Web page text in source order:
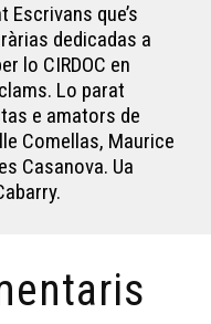
- Eveniments
- Eveniments
Escrivans que’s
dedicadas a
lo CIRDOC en
Lo parat
e amators de
Comellas, Maurice
Casanova. Ua